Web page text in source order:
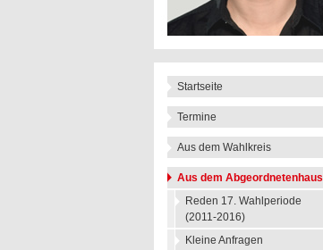
Startseite
Termine
Aus dem Wahlkreis
Aus dem Abgeordnetenhaus
Reden 17. Wahlperiode
(2011-2016)
Kleine Anfragen